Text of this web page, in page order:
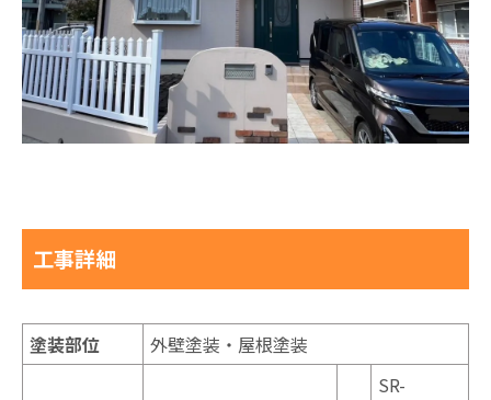
工事詳細
塗装部位 外壁塗装・屋根塗装
SR-